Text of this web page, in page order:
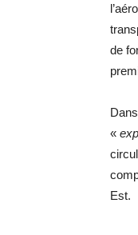
de
«
Est.